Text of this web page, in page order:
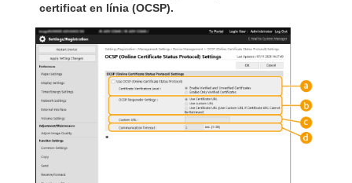
certificat en línia (OCSP).